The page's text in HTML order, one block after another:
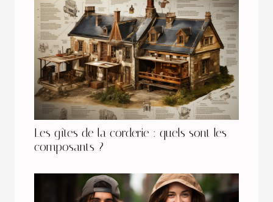
Les gîtes de la corderie : quels sont les
composants ?